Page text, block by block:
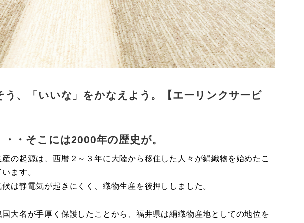
う、「いいな」をかなえよう。【エーリンクサービ
・そこには2000年の歴史が。
の起源は、西暦２～３年に大陸から移住した人々が絹織物を始めたこ
ます。
は静電気が起きにくく、織物生産を後押ししました。
大名が手厚く保護したことから、福井県は絹織物産地としての地位を